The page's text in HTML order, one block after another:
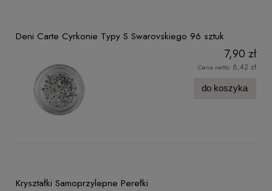
Deni Carte Cyrkonie Typy S Swarovskiego 96 sztuk
7,90 zł
Cena netto: 6,42 zł
do koszyka
Kryształki Samoprzylepne Perełki